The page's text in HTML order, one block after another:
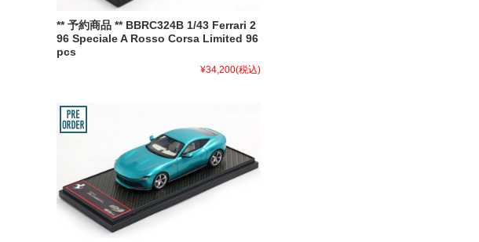
** 予約商品 ** BBRC324B 1/43 Ferrari 2
96 Speciale A Rosso Corsa Limited 96
pcs
¥34,200(税込)